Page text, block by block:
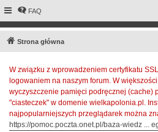
FAQ
Strona główna
W związku z wprowadzeniem certyfikatu
logowaniem na naszym forum. W
wyczyszczenie pamięci podręcznej (cache)
"ciasteczek" w domenie wielkapolonia.pl.
najpopularniejszych przeglądarek można
https://pomoc.poczta.onet.pl/baza-wiedz ...